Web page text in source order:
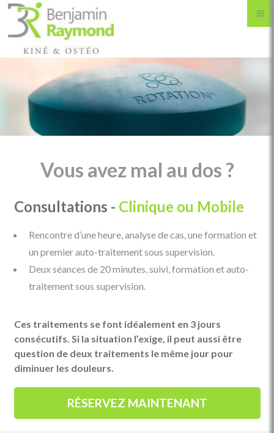
Vous avez mal au dos ?
Consultations - Clinique ou Mobile
Rencontre d’une heure, analyse de cas, une formation et
un premier auto-traitement sous supervision.
Deux séances de 20 minutes, suivi, formation et auto-
traitement sous supervision.
Ces traitements se font idéalement en 3 jours
consécutifs. Si la situation l’exige, il peut aussi être
question de deux traitements le même jour pour
diminuer les douleurs.
RÉSERVEZ MAINTENANT